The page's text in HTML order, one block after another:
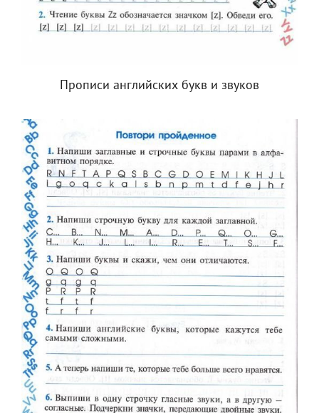
Прописи английских букв и звуков